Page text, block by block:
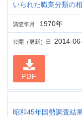
いられた職業分類の
調査年月 1970年
公開（更新）日 2014-
PDF
昭和45年国勢調査結